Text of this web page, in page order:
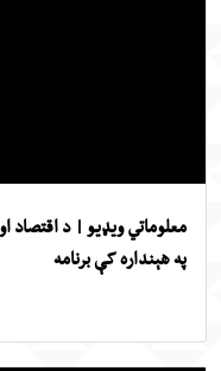
ویډیو | د اقتصاد او
هېنداره کې برنامه